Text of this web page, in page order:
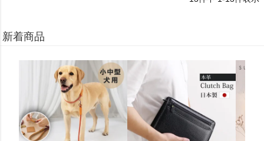
新着商品